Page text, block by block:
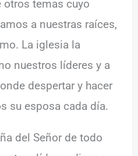
otros temas cuyo
a nuestras raíces,
La iglesia la
nuestros líderes y a
despertar y hacer
su esposa cada día.
del Señor de todo